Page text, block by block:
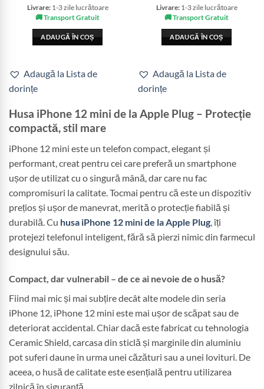
Livrare:1-3 zile lucrătoare
🚚 Transport Gratuit
ADAUGĂ ÎN COȘ
Adaugă la Lista de
dorințe
Livrare:1-3 zile lucrătoare
🚚 Transport Gratuit
ADAUGĂ ÎN COȘ
Adaugă la Lista de
dorințe
Husa iPhone 12 mini de la Apple Plug – Protecție
compactă, stil mare
iPhone 12 mini este un telefon compact, elegant și
performant, creat pentru cei care preferă un smartphone
ușor de utilizat cu o singură mână, dar care nu fac
compromisuri la calitate. Tocmai pentru că este un dispozitiv
prețios și ușor de manevrat, merită o protecție fiabilă și
durabilă. Cu husa iPhone 12 mini de la Apple Plug , îți
protejezi telefonul inteligent, fără să pierzi nimic din farmecul
designului său.
Compact, dar vulnerabil – de ce ai nevoie de o husă?
Fiind mai mic și mai subțire decât alte modele din seria
iPhone 12, iPhone 12 mini este mai ușor de scăpat sau de
deteriorat accidental. Chiar dacă este fabricat cu tehnologia
Ceramic Shield, carcasa din sticlă și marginile din aluminiu
pot suferi daune în urma unei căzături sau a unei lovituri. De
aceea, o husă de calitate este esențială pentru utilizarea
zilnică în siguranță.